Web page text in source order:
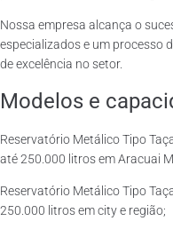
Nossa empresa alcança o
especializados e um processo
de excelência no setor.
Modelos e
Reservatório Metálico Tipo
até 250.000 litros em Aracuai
Reservatório Metálico Tipo
250.000 litros em city e região;